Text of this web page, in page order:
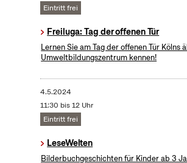
Eintritt frei
Freiluga: Tag der offenen Tür
Lernen Sie am Tag der offenen Tür Kölns
Umweltbildungszentrum kennen!
4.5.2024
11:30 bis 12 Uhr
Eintritt frei
LeseWelten
Bilderbuchgeschichten für Kinder ab 3